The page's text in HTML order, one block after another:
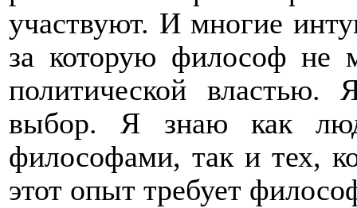
участвуют. И многие
за которую философ не
политической
выбор. Я знаю как
философами, так и тех,
этот опыт требует